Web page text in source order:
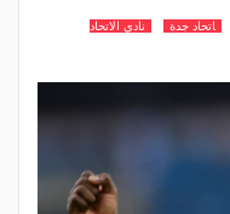
اتحاد جدة
نادي الاتحاد